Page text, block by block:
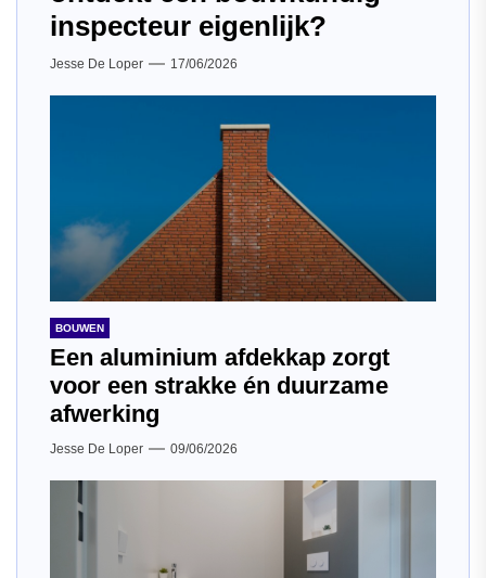
inspecteur eigenlijk?
Jesse De Loper 17/06/2026
BOUWEN
Een aluminium afdekkap zorgt
voor een strakke én duurzame
afwerking
Jesse De Loper 09/06/2026